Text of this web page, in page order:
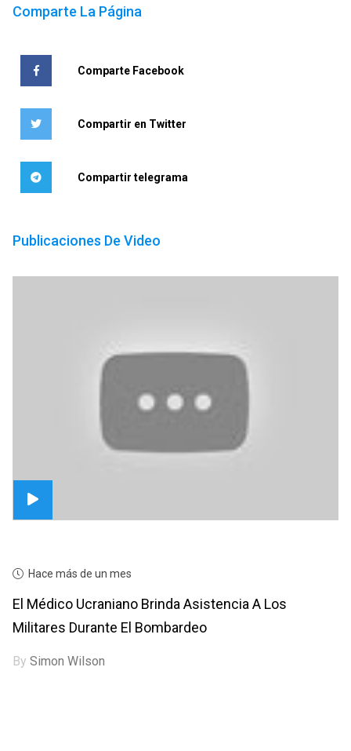
Comparte La Página
Comparte Facebook
Compartir en Twitter
Compartir telegrama
Publicaciones De Video
Hace más de un mes
El Médico Ucraniano Brinda Asistencia A Los
Militares Durante El Bombardeo
BySimon Wilson